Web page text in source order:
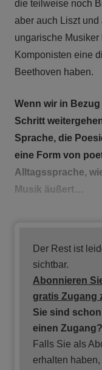
die teilweise noch
aber auch Liszt
ungarische
Komponisten eine
Beethoven haben.
Wenn wir in
Schritt
Sprache, die
eine Form von
Alltagssprache,
Musik äußert…
Der Rest ist
sichtbar.
Abonnieren
gratis Zugang
Sie sind
einen Zugang?
Falls Sie als
erhalten haben,